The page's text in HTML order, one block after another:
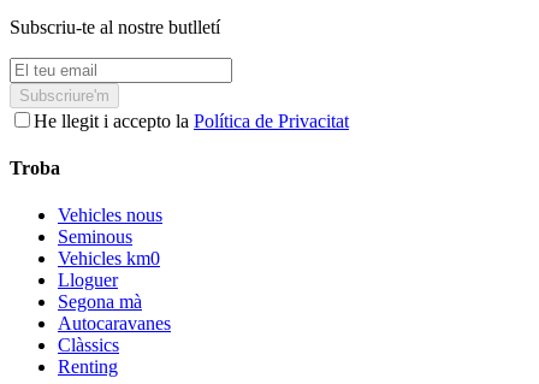
Subscriu-te al nostre butlletí
Subscriure'm
He llegit i accepto la Política de Privacitat
Troba
Vehicles nous
Seminous
Vehicles km0
Lloguer
Segona mà
Autocaravanes
Clàssics
Renting